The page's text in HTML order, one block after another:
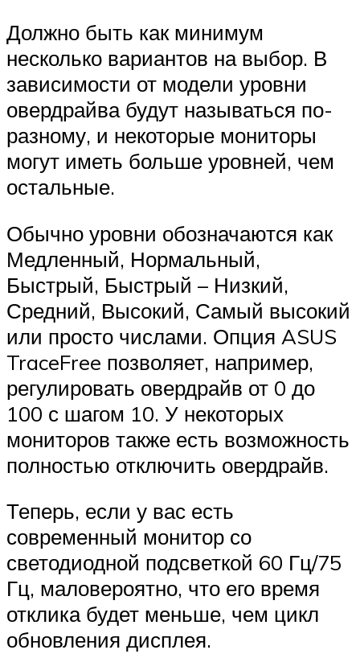
Должно быть как минимум
несколько вариантов на выбор. В
зависимости от модели уровни
овердрайва будут называться по-
разному, и некоторые мониторы
могут иметь больше уровней, чем
остальные.
Обычно уровни обозначаются как
Медленный, Нормальный,
Быстрый, Быстрый – Низкий,
Средний, Высокий, Самый высокий
или просто числами. Опция ASUS
TraceFree позволяет, например,
регулировать овердрайв от 0 до
100 с шагом 10. У некоторых
мониторов также есть возможность
полностью отключить овердрайв.
Теперь, если у вас есть
современный монитор со
светодиодной подсветкой 60 Гц/75
Гц, маловероятно, что его время
отклика будет меньше, чем цикл
обновления дисплея.